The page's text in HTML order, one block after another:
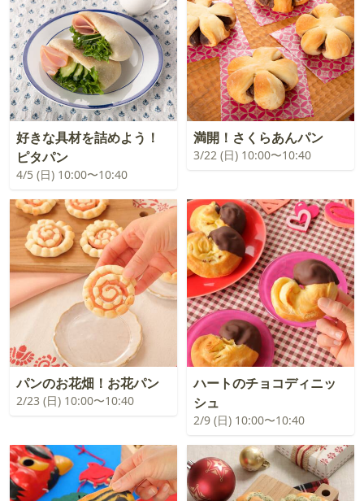
好きな具材を詰めよう！
ピタパン
4/5 (日) 10:00〜10:40
満開！さくらあんパン
3/22 (日) 10:00〜10:40
パンのお花畑！お花パン
2/23 (日) 10:00〜10:40
ハートのチョコディニッ
シュ
2/9 (日) 10:00〜10:40